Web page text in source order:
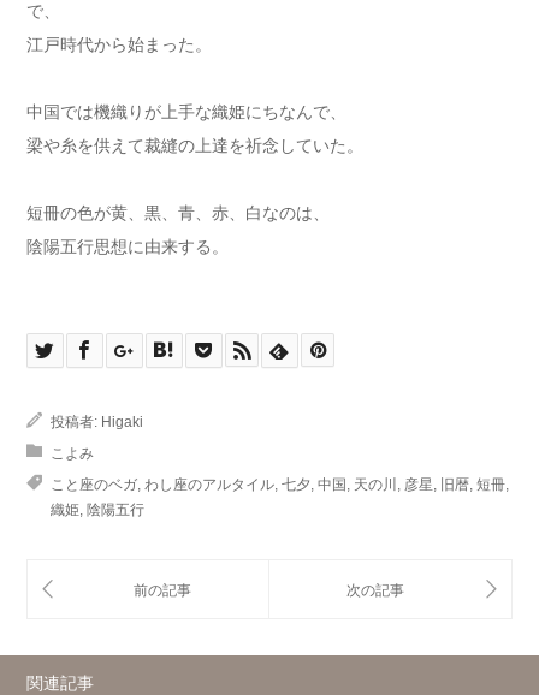
で、
江戸時代から始まった。
中国では機織りが上手な織姫にちなんで、
梁や糸を供えて裁縫の上達を祈念していた。
短冊の色が黄、黒、青、赤、白なのは、
陰陽五行思想に由来する。
投稿者: Higaki
こよみ
こと座のベガ, わし座のアルタイル, 七夕, 中国 , 天の川 , 彦星, 旧暦, 短冊,
織姫, 陰陽五行
関連記事